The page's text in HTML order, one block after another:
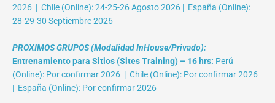
2026 | Chile (Online): 24-25-26 Agosto 2026 | España (Online):
28-29-30 Septiembre 2026
PROXIMOS GRUPOS (Modalidad InHouse/Privado):
Entrenamiento para Sitios (Sites Training) – 16 hrs: Perú
(Online): Por confirmar 2026 | Chile (Online): Por confirmar 2026
| España (Online): Por confirmar 2026